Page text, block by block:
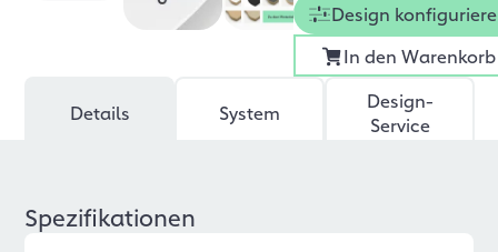
Design
In den Warenkorb
Details System
Design-
Service
Spezifikationen